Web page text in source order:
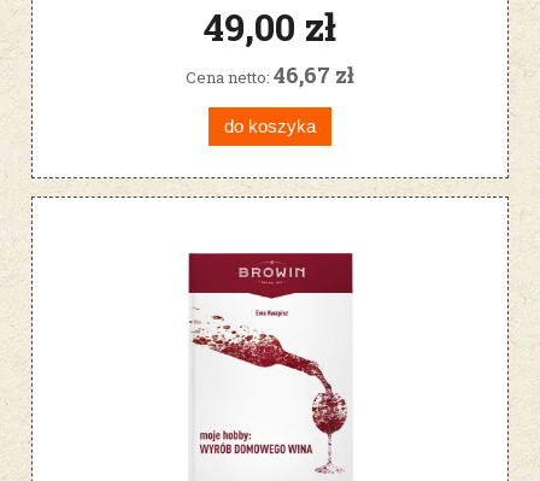
49,00 zł
Cena netto: 46,67 zł
do koszyka